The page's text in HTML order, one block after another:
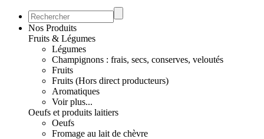
Nos Produits
Fruits & Légumes
Légumes
Champignons : frais, secs, conserves, veloutés
Fruits
Fruits (Hors direct producteurs)
Aromatiques
Voir plus...
Oeufs et produits laitiers
Oeufs
Fromage au lait de chèvre